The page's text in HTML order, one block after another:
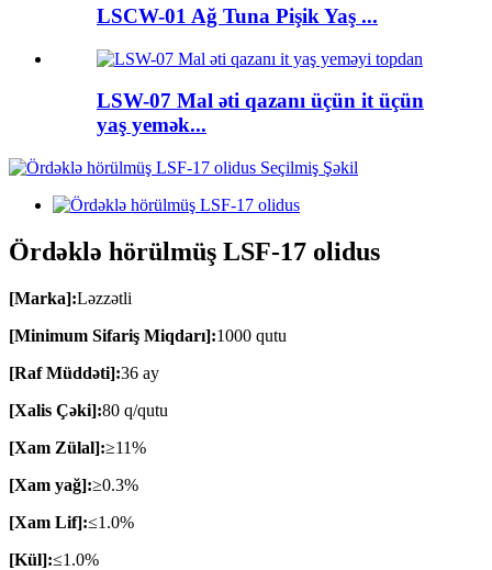
LSCW-01 Ağ Tuna Pişik Yaş ...
LSW-07 Mal əti qazanı üçün it üçün
yaş yemək...
Ördəklə hörülmüş LSF-17 olidus
[Marka]:Ləzzətli
[Minimum Sifariş Miqdarı]:1000 qutu
[Raf Müddəti]:36 ay
[Xalis Çəki]:80 q/qutu
[Xam Zülal]:≥11%
[Xam yağ]:≥0.3%
[Xam Lif]:≤1.0%
[Kül]:≤1.0%